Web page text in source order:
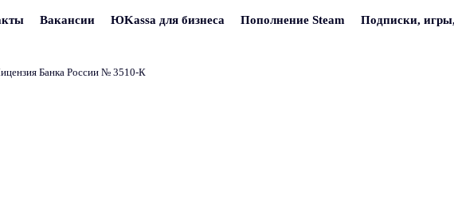
Вакансии ЮKassa для бизнеса Пополнение Steam Подписки,
Банка России № 3510‑К